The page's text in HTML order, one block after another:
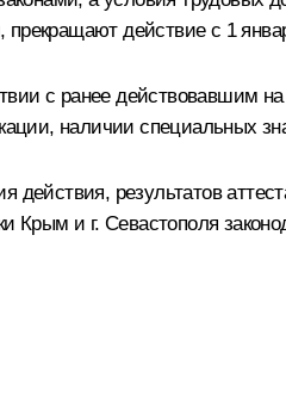
действие с 1
с ранее действовавшим
наличии специальных
результатов
Крым и г. Севастополя